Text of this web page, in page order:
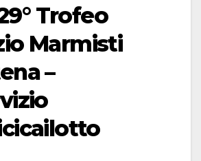
Trofeo
Marmisti
–